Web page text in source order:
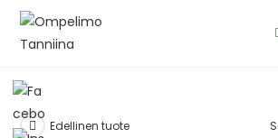
Edellinen tuote